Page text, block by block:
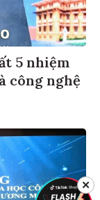
5 nhiệm
công nghệ
✕